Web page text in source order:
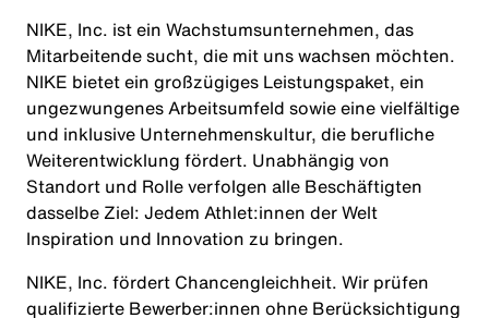
NIKE, Inc. ist ein Wachstumsunternehmen, das
Mitarbeitende sucht, die mit uns wachsen möchten.
NIKE bietet ein großzügiges Leistungspaket, ein
ungezwungenes Arbeitsumfeld sowie eine vielfältige
und inklusive Unternehmenskultur, die berufliche
Weiterentwicklung fördert. Unabhängig von
Standort und Rolle verfolgen alle Beschäftigten
dasselbe Ziel: Jedem Athlet:innen der Welt
Inspiration und Innovation zu bringen.
NIKE, Inc. fördert Chancengleichheit. Wir prüfen
qualifizierte Bewerber:innen ohne Berücksichtigung